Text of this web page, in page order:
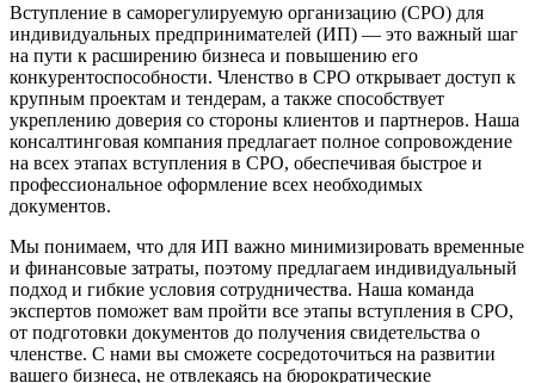
Вступление в саморегулируемую организацию (СРО) для
индивидуальных предпринимателей (ИП) — это важный шаг
на пути к расширению бизнеса и повышению его
конкурентоспособности. Членство в СРО открывает доступ к
крупным проектам и тендерам, а также способствует
укреплению доверия со стороны клиентов и партнеров. Наша
консалтинговая компания предлагает полное сопровождение
на всех этапах вступления в СРО, обеспечивая быстрое и
профессиональное оформление всех необходимых
документов.
Мы понимаем, что для ИП важно минимизировать временные
и финансовые затраты, поэтому предлагаем индивидуальный
подход и гибкие условия сотрудничества. Наша команда
экспертов поможет вам пройти все этапы вступления в СРО,
от подготовки документов до получения свидетельства о
членстве. С нами вы сможете сосредоточиться на развитии
вашего бизнеса, не отвлекаясь на бюрократические